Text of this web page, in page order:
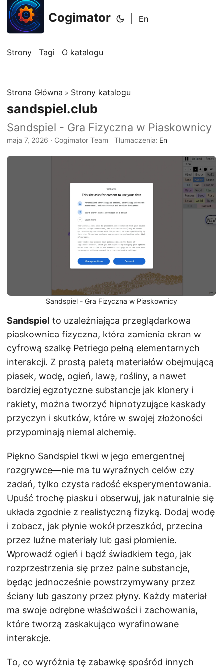
Cogimator En
Strony Tagi O katalogu
Strona Główna » Strony katalogu
sandspiel.club
Sandspiel - Gra Fizyczna w Piaskownicy
maja 7, 2026 · Cogimator Team | Tłumaczenia: En
Sandspiel - Gra Fizyczna w Piaskownicy
Sandspiel to uzależniająca przeglądarkowa
piaskownica fizyczna, która zamienia ekran w
cyfrową szalkę Petriego pełną elementarnych
interakcji. Z prostą paletą materiałów obejmującą
piasek, wodę, ogień, lawę, rośliny, a nawet
bardziej egzotyczne substancje jak klonery i
rakiety, można tworzyć hipnotyzujące kaskady
przyczyn i skutków, które w swojej złożoności
przypominają niemal alchemię.
Piękno Sandspiel tkwi w jego emergentnej
rozgrywce—nie ma tu wyraźnych celów czy
zadań, tylko czysta radość eksperymentowania.
Upuść trochę piasku i obserwuj, jak naturalnie się
układa zgodnie z realistyczną fizyką. Dodaj wodę
i zobacz, jak płynie wokół przeszkód, przecina
przez luźne materiały lub gasi płomienie.
Wprowadź ogień i bądź świadkiem tego, jak
rozprzestrzenia się przez palne substancje,
będąc jednocześnie powstrzymywany przez
ściany lub gaszony przez płyny. Każdy materiał
ma swoje odrębne właściwości i zachowania,
które tworzą zaskakująco wyrafinowane
interakcje.
To, co wyróżnia tę zabawkę spośród innych